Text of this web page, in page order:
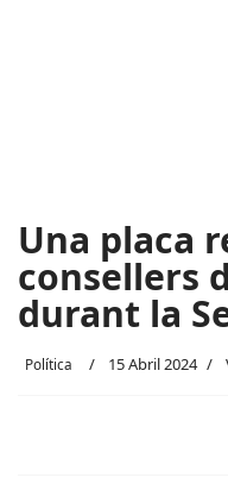
Una placa
consellers
durant la
Política 15 Abril 2024